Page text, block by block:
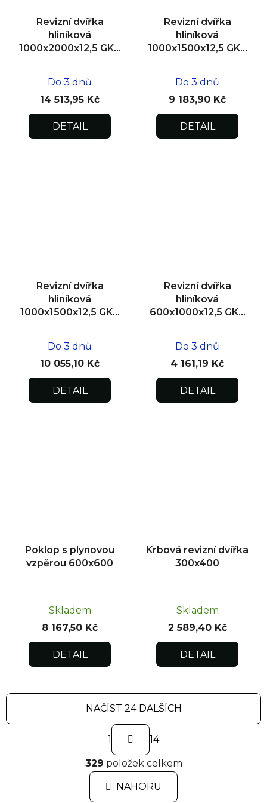
Revizní dvířka
hliníková
1000x2000x12,5 GKB
Do 3 dnů
14 513,95 Kč
DETAIL
Revizní dvířka
hliníková
1000x1500x12,5 GKB
Do 3 dnů
9 183,90 Kč
DETAIL
Revizní dvířka
hliníková
1000x1500x12,5 GKB
Do 3 dnů
10 055,10 Kč
DETAIL
Revizní dvířka
hliníková
600x1000x12,5 GKB
Do 3 dnů
4 161,19 Kč
DETAIL
Poklop s plynovou
vzpěrou 600x600
Skladem
8 167,50 Kč
DETAIL
Krbová revizní dvířka
300x400
Skladem
2 589,40 Kč
DETAIL
O
v
l
á
NAČÍST 24 DALŠÍCH
S
r
á
n
k
1 14
329 položek celkem
NAHORU